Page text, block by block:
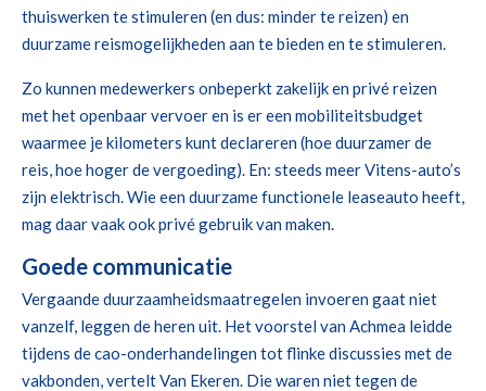
thuiswerken te stimuleren (en dus: minder te reizen) en
duurzame reismogelijkheden aan te bieden en te stimuleren.
Zo kunnen medewerkers onbeperkt zakelijk en privé reizen
met het openbaar vervoer en is er een mobiliteitsbudget
waarmee je kilometers kunt declareren (hoe duurzamer de
reis, hoe hoger de vergoeding). En: steeds meer Vitens-auto’s
zijn elektrisch. Wie een duurzame functionele leaseauto heeft,
mag daar vaak ook privé gebruik van maken.
Goede communicatie
Vergaande duurzaamheidsmaatregelen invoeren gaat niet
vanzelf, leggen de heren uit. Het voorstel van Achmea leidde
tijdens de cao-onderhandelingen tot flinke discussies met de
vakbonden, vertelt Van Ekeren. Die waren niet tegen de